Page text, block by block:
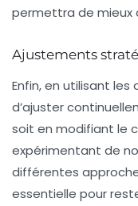
permettra de mieux
Ajustements
Enfin, en utilisant
d’ajuster
soit en modifiant le
expérimentant de
différentes
essentielle pour